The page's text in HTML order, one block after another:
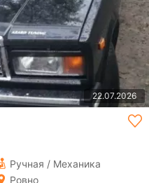
22.07.2026
Ручная / Механика
Ровно